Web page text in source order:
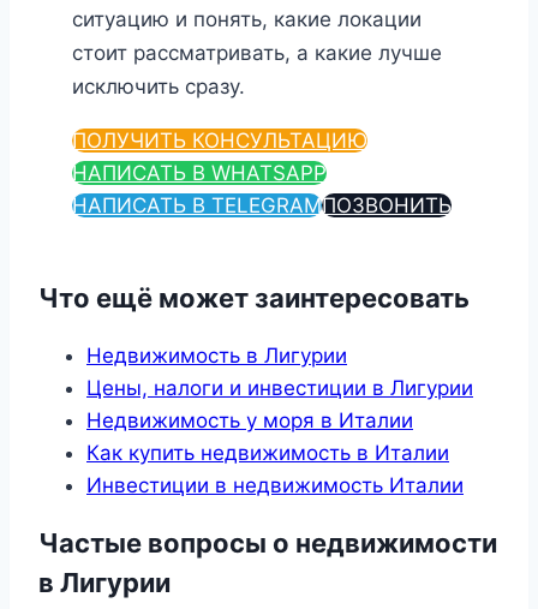
ситуацию и понять, какие локации
стоит рассматривать, а какие лучше
исключить сразу.
ПОЛУЧИТЬ КОНСУЛЬТАЦИЮ
НАПИСАТЬ В WHATSAPP
НАПИСАТЬ В TELEGRAMПОЗВОНИТЬ
Что ещё может заинтересовать
Недвижимость в Лигурии
Цены, налоги и инвестиции в Лигурии
Недвижимость у моря в Италии
Как купить недвижимость в Италии
Инвестиции в недвижимость Италии
Частые вопросы о недвижимости
в Лигурии